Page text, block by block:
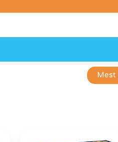
Mest